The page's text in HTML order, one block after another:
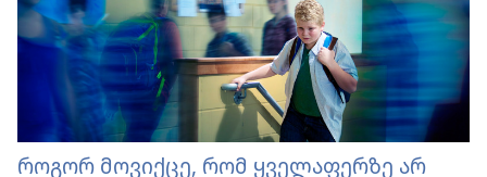
როგორ მოვიქცე, რომ ყველაფერზე არ